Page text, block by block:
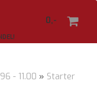
0,-
- 11.00 » Starter